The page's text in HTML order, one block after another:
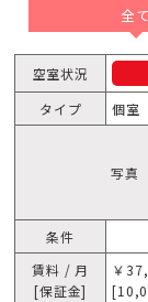
全て
空室状況
タイプ
個室
写真
条件
賃料 / 月
[保証金]
￥